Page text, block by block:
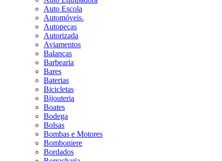
Auto Escola
Automóveis.
Autopeças
Autorizada
Aviamentos
Balanças
Barbearia
Bares
Baterias
Bicicletas
Bijouteria
Boates
Bodega
Bolsas
Bombas e Motores
Bomboniere
Bordados